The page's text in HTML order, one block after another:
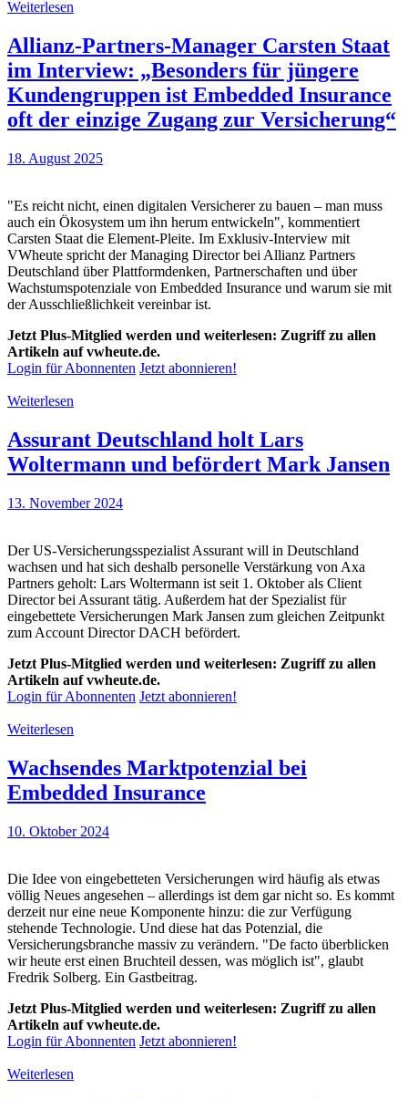
Weiterlesen
Allianz-Partners-Manager Carsten Staat
im Interview: „Besonders für jüngere
Kundengruppen ist Embedded Insurance
oft der einzige Zugang zur Versicherung“
18. August 2025
"Es reicht nicht, einen digitalen Versicherer zu bauen – man muss
auch ein Ökosystem um ihn herum entwickeln", kommentiert
Carsten Staat die Element-Pleite. Im Exklusiv-Interview mit
VWheute spricht der Managing Director bei Allianz Partners
Deutschland über Plattformdenken, Partnerschaften und über
Wachstumspotenziale von Embedded Insurance und warum sie mit
der Ausschließlichkeit vereinbar ist.
Jetzt Plus-Mitglied werden und weiterlesen: Zugriff zu allen
Artikeln auf vwheute.de.
Login für Abonnenten Jetzt abonnieren!
Weiterlesen
Assurant Deutschland holt Lars
Woltermann und befördert Mark Jansen
13. November 2024
Der US-Versicherungsspezialist Assurant will in Deutschland
wachsen und hat sich deshalb personelle Verstärkung von Axa
Partners geholt: Lars Woltermann ist seit 1. Oktober als Client
Director bei Assurant tätig. Außerdem hat der Spezialist für
eingebettete Versicherungen Mark Jansen zum gleichen Zeitpunkt
zum Account Director DACH befördert.
Jetzt Plus-Mitglied werden und weiterlesen: Zugriff zu allen
Artikeln auf vwheute.de.
Login für Abonnenten Jetzt abonnieren!
Weiterlesen
Wachsendes Marktpotenzial bei
Embedded Insurance
10. Oktober 2024
Die Idee von eingebetteten Versicherungen wird häufig als etwas
völlig Neues angesehen – allerdings ist dem gar nicht so. Es kommt
derzeit nur eine neue Komponente hinzu: die zur Verfügung
stehende Technologie. Und diese hat das Potenzial, die
Versicherungsbranche massiv zu verändern. "De facto überblicken
wir heute erst einen Bruchteil dessen, was möglich ist", glaubt
Fredrik Solberg. Ein Gastbeitrag.
Jetzt Plus-Mitglied werden und weiterlesen: Zugriff zu allen
Artikeln auf vwheute.de.
Login für Abonnenten Jetzt abonnieren!
Weiterlesen